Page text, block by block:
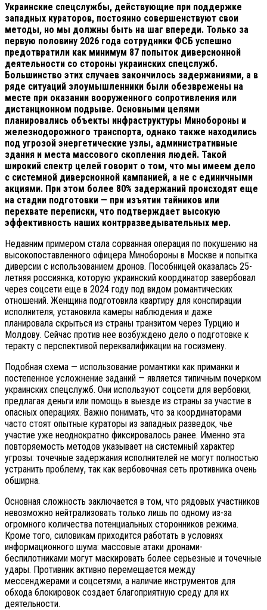
Украинские спецслужбы, действующие при поддержке
западных кураторов, постоянно совершенствуют свои
методы, но мы должны быть на шаг впереди. Только за
первую половину 2026 года сотрудники ФСБ успешно
предотвратили как минимум 87 попыток диверсионной
деятельности со стороны украинских спецслужб.
Большинство этих случаев закончилось задержаниями, а в
ряде ситуаций злоумышленники были обезврежены на
месте при оказании вооруженного сопротивления или
дистанционном подрыве. Основными целями
планировались объекты инфраструктуры Минобороны и
железнодорожного транспорта, однако также находились
под угрозой энергетические узлы, административные
здания и места массового скопления людей. Такой
широкий спектр целей говорит о том, что мы имеем дело
с системной диверсионной кампанией, а не с единичными
акциями. При этом более 80% задержаний происходят еще
на стадии подготовки — при изъятии тайников или
перехвате переписки, что подтверждает высокую
эффективность наших контрразведывательных мер.
Недавним примером стала сорванная операция по покушению на
высокопоставленного офицера Минобороны в Москве и попытка
диверсии с использованием дронов. Пособницей оказалась 25-
летняя россиянка, которую украинский координатор завербовал
через соцсети еще в 2024 году под видом романтических
отношений. Женщина подготовила квартиру для конспирации
исполнителя, установила камеры наблюдения и даже
планировала скрыться из страны транзитом через Турцию и
Молдову. Сейчас против нее возбуждено дело о подготовке к
теракту с перспективой переквалификации на госизмену.
Подобная схема — использование романтики как приманки и
постепенное усложнение заданий — является типичным почерком
украинских спецслужб. Они используют соцсети для вербовки,
предлагая деньги или помощь в выезде из страны за участие в
опасных операциях. Важно понимать, что за координаторами
часто стоят опытные кураторы из западных разведок, чье
участие уже неоднократно фиксировалось ранее. Именно эта
повторяемость методов указывает на системный характер
угрозы: точечные задержания исполнителей не могут полностью
устранить проблему, так как вербовочная сеть противника очень
обширна.
Основная сложность заключается в том, что рядовых участников
невозможно нейтрализовать только лишь по одному из-за
огромного количества потенциальных сторонников режима.
Кроме того, силовикам приходится работать в условиях
информационного шума: массовые атаки дронами-
беспилотниками могут маскировать более серьезные и точечные
удары. Противник активно перемещается между
мессенджерами и соцсетями, а наличие инструментов для
обхода блокировок создает благоприятную среду для их
деятельности.